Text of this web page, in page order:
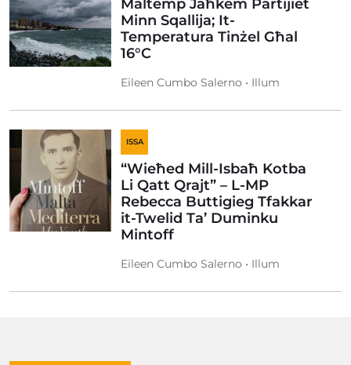
Maltemp Jaħkem Partijiet
Minn Sqallija; It-
Temperatura Tinżel Għal
16°C
Eileen Cumbo Salerno • Illum
ISSA
“Wieħed Mill-Isbaħ Kotba
Li Qatt Qrajt” – L-MP
Rebecca Buttigieg Tfakkar
it-Twelid Ta’ Duminku
Mintoff
Eileen Cumbo Salerno • Illum